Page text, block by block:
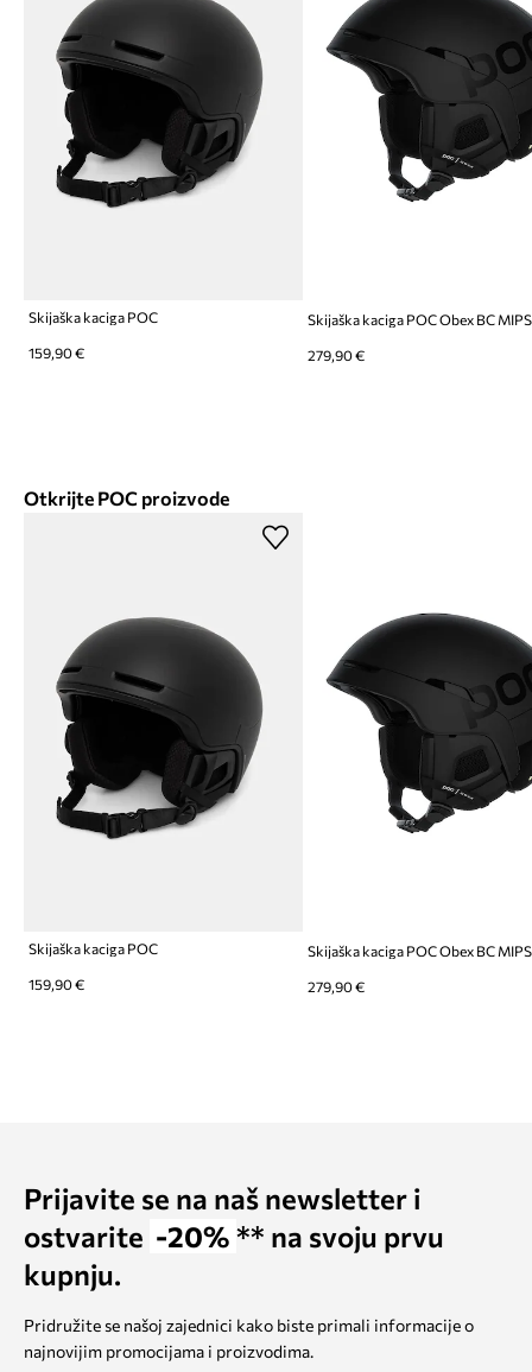
Skijaška kaciga POC
159,90 €
Skijaška kaciga POC Obex BC MIPS
279,90 €
Otkrijte POC proizvode
Skijaška kaciga POC
159,90 €
Skijaška kaciga POC Obex BC MIPS
279,90 €
Prijavite se na naš newsletter i
ostvarite -20% ** na svoju prvu
kupnju.
Pridružite se našoj zajednici kako biste primali informacije o
najnovijim promocijama i proizvodima.